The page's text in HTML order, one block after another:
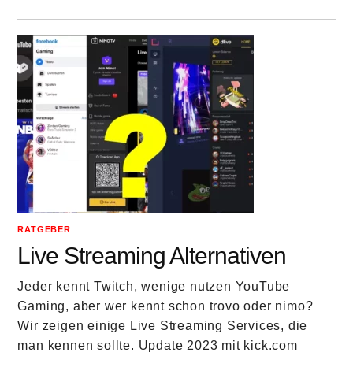
RATGEBER
Live Streaming Alternativen
Jeder kennt Twitch, wenige nutzen YouTube
Gaming, aber wer kennt schon trovo oder nimo?
Wir zeigen einige Live Streaming Services, die
man kennen sollte. Update 2023 mit kick.com